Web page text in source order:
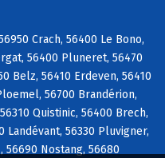
Crach, 56400 Le Bono,
56400 Pluneret, 56470
Belz, 56410 Erdeven, 56410
56700 Brandérion,
Quistinic, 56400 Brech,
Landévant, 56330 Pluvigner,
56690 Nostang, 56680